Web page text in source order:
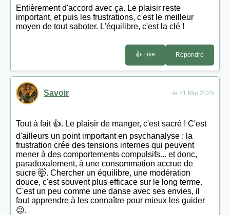
Entièrement d'accord avec ça. Le plaisir reste
important, et puis les frustrations, c'est le meilleur
moyen de tout saboter. L'équilibre, c'est la clé !
👍 Like Répondre
Savoir le 21 Mai 2025
Tout à fait 👍. Le plaisir de manger, c'est sacré ! C'est
d'ailleurs un point important en psychanalyse : la
frustration crée des tensions internes qui peuvent
mener à des comportements compulsifs... et donc,
paradoxalement, à une consommation accrue de
sucre 🤯. Chercher un équilibre, une modération
douce, c'est souvent plus efficace sur le long terme.
C'est un peu comme une danse avec ses envies, il
faut apprendre à les connaître pour mieux les guider
😉.